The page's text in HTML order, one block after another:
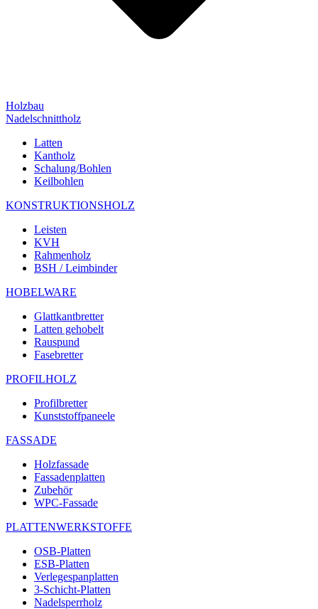
Holzbau
Nadelschnittholz
Latten
Kantholz
Schalung/Bohlen
Keilbohlen
KONSTRUKTIONSHOLZ
Leisten
KVH
Rahmenholz
BSH / Leimbinder
HOBELWARE
Glattkantbretter
Latten gehobelt
Rauspund
Fasebretter
PROFILHOLZ
Profilbretter
Kunststoffpaneele
FASSADE
Holzfassade
Fassadenplatten
Zubehör
WPC-Fassade
PLATTENWERKSTOFFE
OSB-Platten
ESB-Platten
Verlegespanplatten
3-Schicht-Platten
Nadelsperrholz